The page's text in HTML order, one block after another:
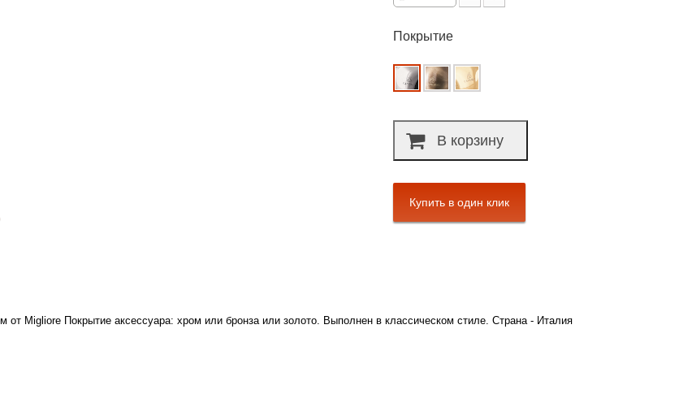
Покрытие
В корзину
от Migliore Покрытие аксессуара: хром или бронза или золото. Выполнен в классическом стиле. Страна - Италия